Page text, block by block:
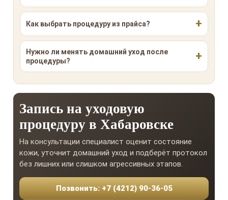
Как выбрать процедуру из прайса?
Нужно ли менять домашний уход после
процедуры?
Запись на уходовую
процедуру в Хабаровске
На консультации специалист оценит состояние
кожи, уточнит домашний уход и подберёт протокол
без лишних или слишком агрессивных этапов.
Позвонить: +7 (4212) 90-36-05